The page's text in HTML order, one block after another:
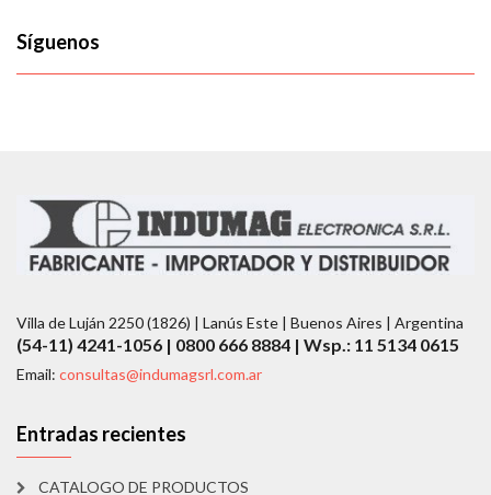
Síguenos
Villa de Luján 2250 (1826) | Lanús Este | Buenos Aires | Argentina
(54-11) 4241-1056 | 0800 666 8884 | Wsp.: 11 5134 0615
Email: consultas@indumagsrl.com.ar
Entradas recientes
CATALOGO DE PRODUCTOS